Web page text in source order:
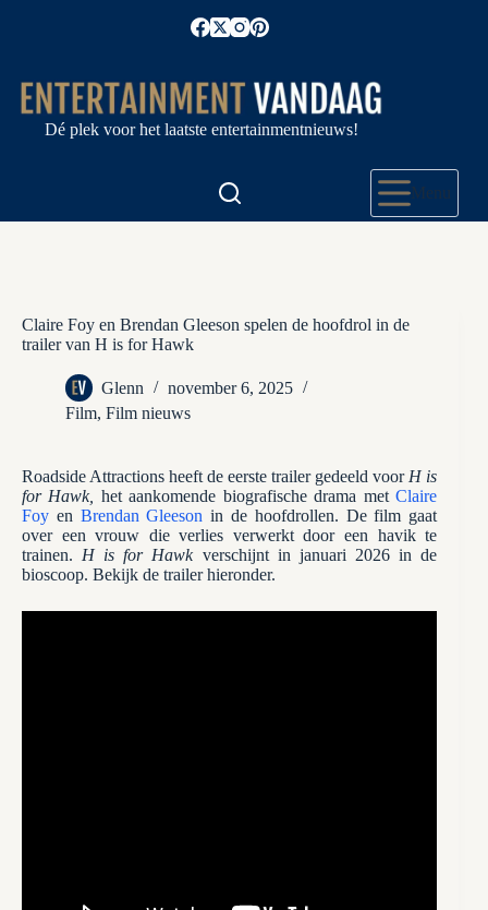
Dé plek voor het laatste entertainmentnieuws!
Menu
Claire Foy en Brendan Gleeson spelen de hoofdrol in de
trailer van H is for Hawk
Glenn
november 6, 2025
Film, Film nieuws
Roadside Attractions heeft de eerste trailer gedeeld voor H is
for Hawk, het aankomende biografische drama metClaire
Foy en Brendan Gleeson in de hoofdrollen. De film gaat
over een vrouw die verlies verwerkt door een havik te
trainen. H is for Hawkverschijnt in januari 2026 in de
bioscoop. Bekijk de trailer hieronder.